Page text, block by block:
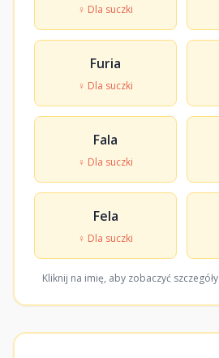
♀ Dla suczki
Furia
♀ Dla suczki
Fala
♀ Dla suczki
Fela
♀ Dla suczki
Kliknij na imię, aby zobaczyć